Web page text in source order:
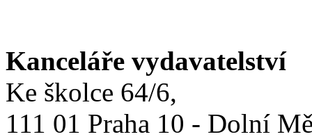
Kanceláře vydavatelství
Ke školce 64/6,
111 01 Praha 10 - Dolní